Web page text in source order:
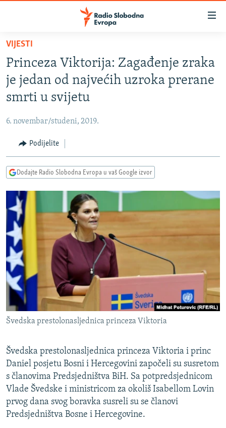
Pređite
glavni
sadržaj
Pređite
na
glavnu
Pređite
na
pretragu
BOSNA I HERCEGOVINA
SRBIJA
CRNA GORA
VIZUELNO
INFOGRAFIKE
RAT U UKRAJINI
KINA NA BALKANU
RSE PRIČE IZ SVIJETA
ISPRIČAJ MI
DNEVNO@RSE
SPECIJALI RSE
VIŠE OD NASLOVA
GENOCID U SREBRENICI
POPLAVE I KLIZIŠTA U BIH 2024.
TV LIBERTY
POST SCRIPTUM
MOJA EVROPA
TRI DECENIJE OD RATA U BIH
SVE KARTE DEJTONA
PRATITE NAS
Sve RFE/RL stranice
VIJESTI
Princeza Viktorija: Zagađenje zraka
je jedan od najvećih uzroka prerane
smrti u svijetu
6. novembar/studeni, 2019.
Podijelite
Dodajte Radio Slobodna Evropa u vaš Google izvor
Švedska prestolonasljednica princeza Viktoria
Švedska prestolonasljednica princeza Viktoria i princ
Daniel posjetu Bosni i Hercegovini započeli su susretom
s članovima Predsjedništva BiH. Sa potpredsjednicom
Vlade Švedske i ministricom za okoliš Isabellom Lovin
prvog dana svog boravka susreli su se članovi
Predsjedništva Bosne i Hercegovine.